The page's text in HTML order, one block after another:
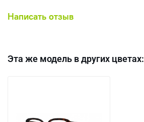
Написать отзыв
Эта же модель в других цветах: